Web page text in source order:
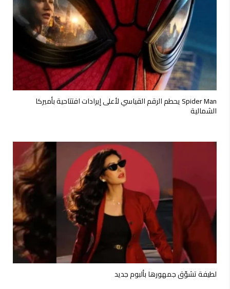
Spider Man يحطم الرقم القياسي لأعلى إيرادات افتتاحية بأميركا
الشمالية
لطيفة تشوّق جمهورها بألبوم جديد